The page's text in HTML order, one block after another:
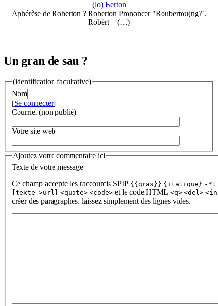
(lo) Berton
Aphérèse de Roberton ? Roberton Prononcer "Roubertou(ng)".
Robèrt + (…)
Un gran de sau ?
(identification facultative)
Nom
[Se connecter]
Courriel (non publié)
Votre site web
Ajoutez votre commentaire ici
Texte de votre message
Ce champ accepte les raccourcis SPIP {{gras}} {italique} -
[texte->url]
<quote> <code> et le code HTML <q> <del>
créer des paragraphes, laissez simplement des lignes vides.